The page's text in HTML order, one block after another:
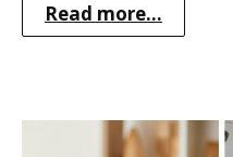
Read more...